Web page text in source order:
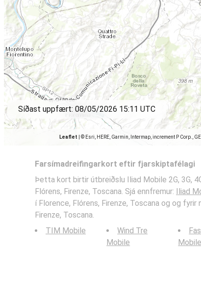
Leaflet © Esri, HERE, Garmin, Intermap, increment P Corp.,
Síðast uppfært: 08/05/2026 15:11 UTC
Farsímadreifingarkort eftir fjarskiptafélagi
Þetta kort birtir útbreiðslu Iliad Mobile 2G, 3G,
Flórens, Firenze, Toscana. Sjá ennfremur: Iliad
í Florence, Flórens, Firenze, Toscana og og
Firenze, Toscana.
TIM Mobile
Wind Tre
Mobile
Mobile